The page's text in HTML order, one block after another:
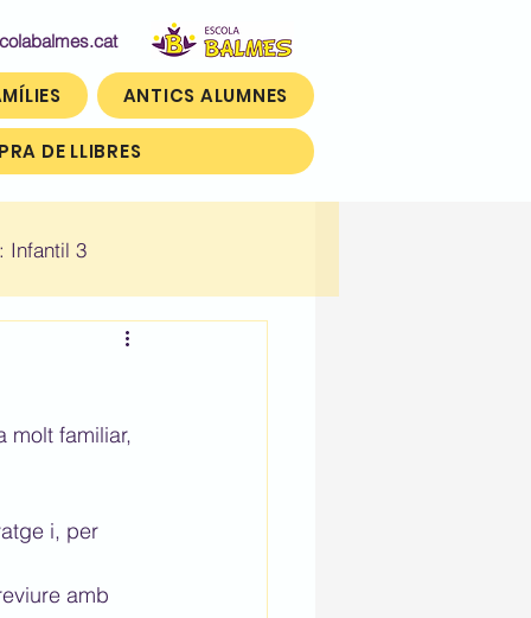
ANTICS ALUMNES
DE LLIBRES
Infantil 3
Històric: Tercer (3r)
molt familiar,
i, per
amb